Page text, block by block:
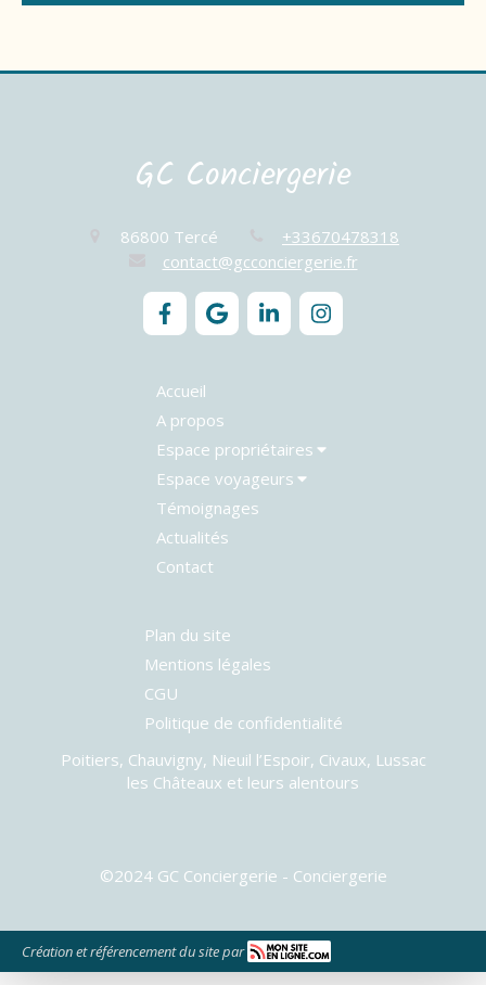
GC Conciergerie
86800 Tercé
+33670478318
contact@gcconciergerie.fr
Accueil
A propos
Espace propriétaires
Espace voyageurs
Témoignages
Actualités
Contact
Plan du site
Mentions légales
CGU
Politique de confidentialité
Poitiers, Chauvigny, Nieuil l’Espoir, Civaux, Lussac
les Châteaux et leurs alentours
©2024 GC Conciergerie - Conciergerie
Création et référencement du site par